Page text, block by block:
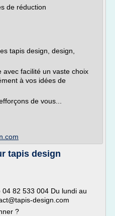
de réduction
tapis design, design,
avec facilité un vaste choix
à vos idées de
de vous...
tapis design
82 533 004 Du lundi au
design.com
?